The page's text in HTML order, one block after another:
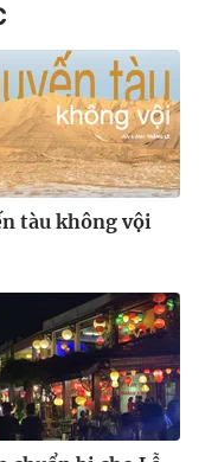
tàu không vội